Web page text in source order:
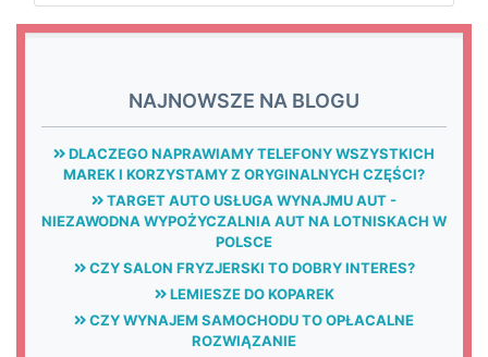
NAJNOWSZE NA BLOGU
DLACZEGO NAPRAWIAMY TELEFONY WSZYSTKICH
MAREK I KORZYSTAMY Z ORYGINALNYCH CZĘŚCI?
TARGET AUTO USŁUGA WYNAJMU AUT -
NIEZAWODNA WYPOŻYCZALNIA AUT NA LOTNISKACH W
POLSCE
CZY SALON FRYZJERSKI TO DOBRY INTERES?
LEMIESZE DO KOPAREK
CZY WYNAJEM SAMOCHODU TO OPŁACALNE
ROZWIĄZANIE